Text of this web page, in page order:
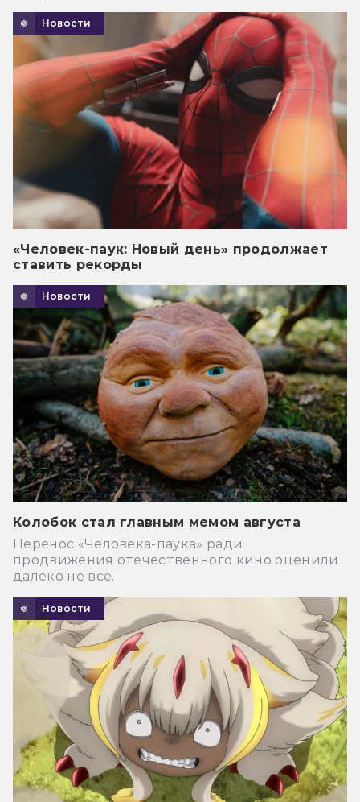
Новости
«Человек-паук: Новый день» продолжает
ставить рекорды
Новости
Колобок стал главным мемом августа
Перенос «Человека-паука» ради
продвижения отечественного кино оценили
далеко не все.
Новости